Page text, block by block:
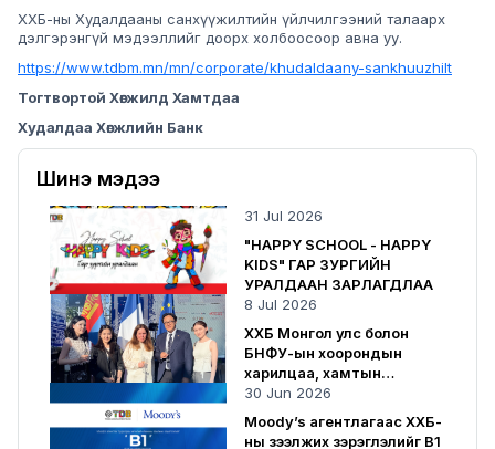
ХХБ-ны Худалдааны санхүүжилтийн үйлчилгээний талаарх
дэлгэрэнгүй мэдээллийг доорх холбоосоор авна уу.
https://www.tdbm.mn/mn/corporate/khudaldaany-sankhuuzhilt
Тогтвортой Хөгжилд Хамтдаа
Худалдаа Хөгжлийн Банк
Шинэ мэдээ
31 Jul 2026
"HAPPY SCHOOL - HAPPY
KIDS" ГАР ЗУРГИЙН
УРАЛДААН ЗАРЛАГДЛАА
8 Jul 2026
ХХБ Монгол улс болон
БНФУ-ын хоорондын
харилцаа, хамтын
ажиллагаанд хувь нэмрээ
оруулсаар байна
30 Jun 2026
Moody’s агентлагаас ХХБ-
ны зээлжих зэрэглэлийг B1